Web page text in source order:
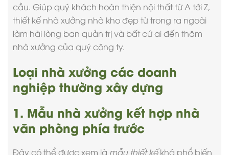
cầu. Giúp quý khách hoàn thiện nội thất từ A tới Z,
thiết kế nhà xưởng nhà khođẹp từ trong ra ngoài
làm hài lòng ban quản trị và bất cứ ai đến thăm
nhà xưởng của quý công ty.
Loại nhà xưởng các doanh
nghiệp thường xây dựng
1. Mẫu nhà xưởng kết hợp nhà
văn phòng phía trước
Đây có thể được xem là mẫu thiết kếkhá phổ biến